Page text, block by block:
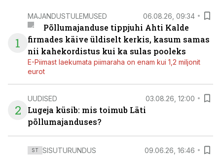
1
MAJANDUSTULEMUSED 06.08.26, 09:34
Põllumajanduse tippjuhi Ahti Kalde
firmades käive üldiselt kerkis, kasum samas
nii kahekordistus kui ka sulas pooleks
E-Piimast laekumata piimaraha on enam kui 1,2 miljonit
eurot
2
UUDISED 03.08.26, 12:00
Lugeja küsib: mis toimub Läti
põllumajanduses?
ST SISUTURUNDUS 09.06.26, 16:46